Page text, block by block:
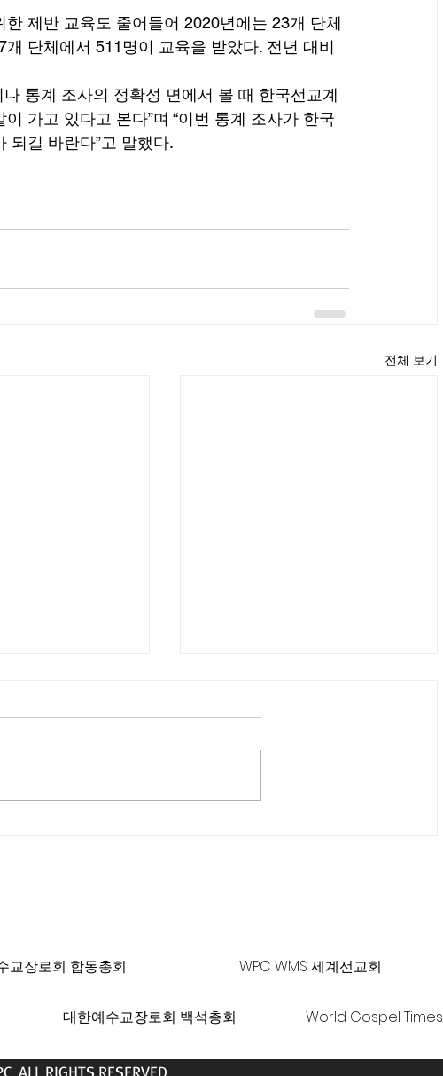
제반 교육도 줄어들어 2020년에는 23개 단체
단체에서 511명이 교육을 받았다. 전년 대비
통계 조사의 정확성 면에서 볼 때 한국선교계
가고 있다고 본다”며 “이번 통계 조사가 한국
되길 바란다”고 말했다.
전체 보기
교장로회 합동총회 WPC WMS 세계선교회
대한예수교장로회 백석총회 World Gospel Times
ALL RIGHTS RESERVED.